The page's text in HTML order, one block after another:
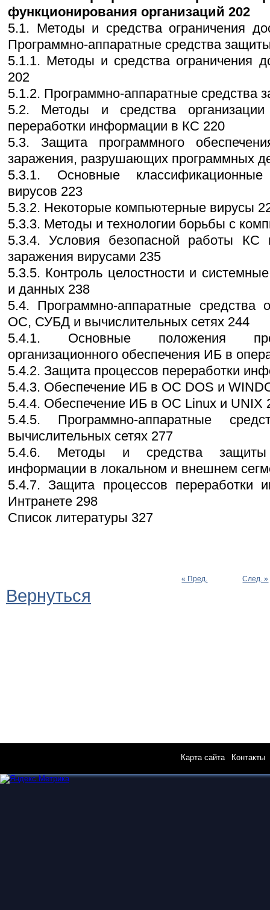
функционирования организаций 202
5.1. Методы и средства ограничения
Программно-аппаратные средства
5.1.1. Методы и средства ограничения
202
5.1.2. Программно-аппаратные
5.2. Методы и средства
переработки информации в КС 220
5.3. Защита программного
заражения, разрушающих программных
5.3.1. Основные
вирусов 223
5.3.2. Некоторые компьютерные вирусы
5.3.3. Методы и технологии борьбы с
5.3.4. Условия безопасной работы КС
заражения вирусами 235
5.3.5. Контроль целостности и
и данных 238
5.4. Программно-аппаратные средства
ОС, СУБД и вычислительных сетях 244
5.4.1. Основные положения
организационного обеспечения ИБ в
5.4.2. Защита процессов переработки
5.4.3. Обеспечение ИБ в ОС DOS и
5.4.4. Обеспечение ИБ в ОС Linux и UNIX
5.4.5. Программно-аппаратные
вычислительных сетях 277
5.4.6. Методы и средства защиты
информации в локальном и внешнем
5.4.7. Защита процессов переработки
Интранете 298
Список литературы 327
« Пред. След. »
Вернуться
Карта сайта| Контакты